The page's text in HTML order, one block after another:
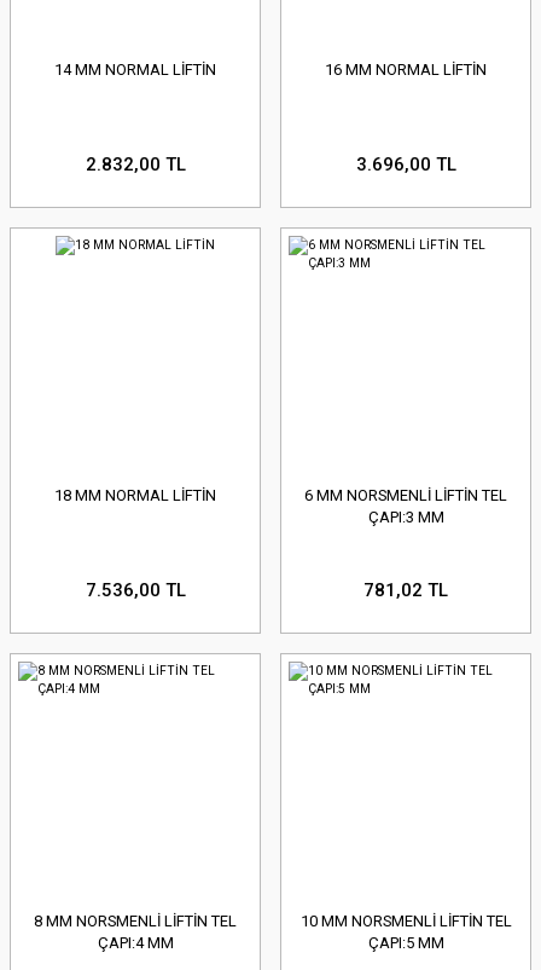
14 MM NORMAL LİFTİN
2.832,00 TL
16 MM NORMAL LİFTİN
3.696,00 TL
18 MM NORMAL LİFTİN
7.536,00 TL
6 MM NORSMENLİ LİFTİN TEL
ÇAPI:3 MM
781,02 TL
8 MM NORSMENLİ LİFTİN TEL
ÇAPI:4 MM
10 MM NORSMENLİ LİFTİN TEL
ÇAPI:5 MM